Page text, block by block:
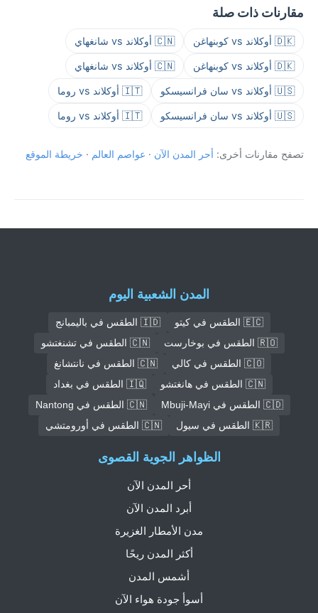
مقارنات ذات صلة
🇩🇰 أوكلاند vs كوبنهاغن 🇨🇳 أوكلاند vs شانغهاي
🇩🇰 أوكلاند vs كوبنهاغن 🇨🇳 أوكلاند vs شانغهاي
🇺🇸 أوكلاند vs سان فرانسيسكو 🇮🇹 أوكلاند vs روما
🇺🇸 أوكلاند vs سان فرانسيسكو 🇮🇹 أوكلاند vs روما
تصفح مقارنات أخرى: أحر المدن الآن · عواصم العالم · خريطة الموقع
المدن الشعبية اليوم
🇪🇨 الطقس في كيتو
🇮🇩 الطقس في باليمبانج
🇷🇴 الطقس في بوخارست
🇨🇳 الطقس في تشنغتشو
🇨🇴 الطقس في كالي
🇨🇳 الطقس في نانتشانغ
🇨🇳 الطقس في هانغتشو
🇮🇶 الطقس في بغداد
🇨🇩 الطقس في Mbuji-Mayi
🇨🇳 الطقس في Nantong
🇰🇷 الطقس في سيول
🇨🇳 الطقس في أورومتشي
الظواهر الجوية القصوى
أحر المدن الآن
أبرد المدن الآن
مدن الأمطار الغزيرة
أكثر المدن ريحًا
أشمس المدن
أسوأ جودة هواء الآن